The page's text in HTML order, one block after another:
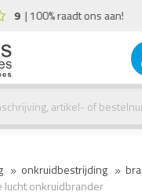
nodig?+31(0)77 - 477
onkruidbestrijding
lucht onkruidbrander